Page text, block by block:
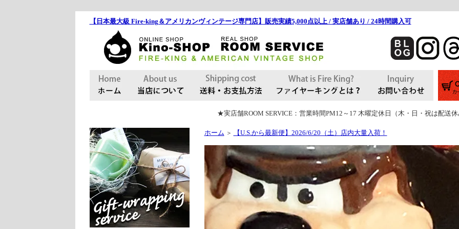
【日本最大級 Fire-king＆アメリカンヴィンテージ専門店】販売実績5,000点以上 / 実店舗あり / 24時間購入可
★実店舗ROOM SERVICE：営業時間PM12～17 木曜定休日（木・日・祝は配送
ホーム ＞ 【U.S.から最新便】2026/6/20（土）店内大量入荷！